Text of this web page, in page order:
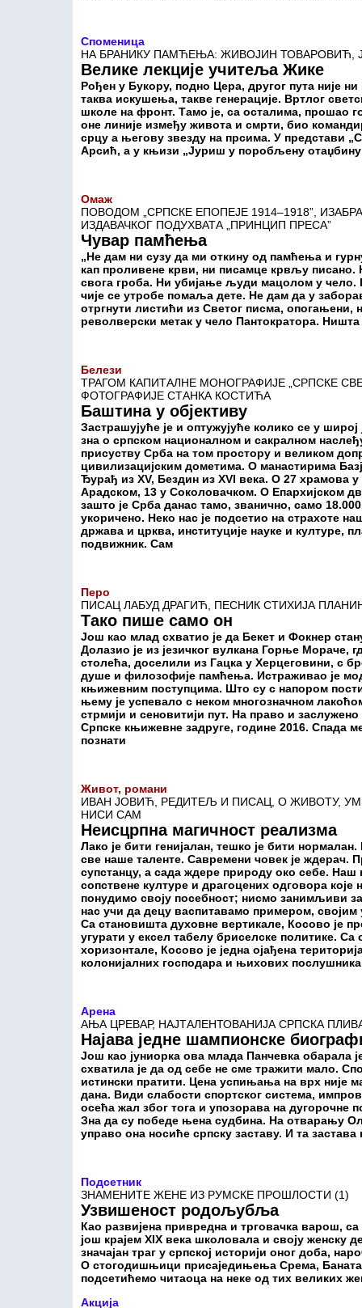
Споменица
НА БРАНИКУ ПАМЋЕЊА: ЖИВОЈИН ТОВАРОВИЋ,
Велике лекције учитеља Жике
Рођен у Букору, подно Цера, другог пута није
таква искушења, такве генерације. Вртлог
школе на фронт. Тамо је, са осталима, прошао
оне линије између живота и смрти, био
срцу а његову звезду на прсима. У представи
Арсић, а у књизи „Јуриш у поробљену
Омаж
ПОВОДОМ „СРПСКЕ ЕПОПЕЈЕ 1914–1918”,
ИЗДАВАЧКОГ ПОДУХВАТА „ПРИНЦИП ПРЕСА”
Чувар памћења
„Не дам ни сузу да ми откину од памћења и
кап проливене крви, ни писамце крвљу
свога гроба. Ни убијање људи мацолом у
чије се утробе помаља дете. Не дам да у
отргнути листићи из Светог писма,
револверски метак у чело Пантократора.
Белези
ТРАГОМ КАПИТАЛНЕ МОНОГРАФИЈЕ „СРПСКЕ
ФОТОГРАФИЈЕ СТАНКА КОСТИЋА
Баштина у објективу
Застрашујуће је и оптужујуће колико се у
зна о српском националном и сакралном
присуству Срба на том простору и великом
цивилизацијским дометима. О манастирима
Ђурађ из XV, Бездин из XVI века. О 27 храмова
Арадском, 13 у Соколовачком. О Епархијском
зашто је Срба данас тамо, званично, само
укоричено. Неко нас је подсетио на страхоте
држава и црква, институције науке и културе,
подвижник. Сам
Перо
ПИСАЦ ЛАБУД ДРАГИЋ, ПЕСНИК СТИХИЈА
Тако пише само он
Још као млад схватио је да Бекет и Фокнер
Долазио је из језичког вулкана Горње Мораче,
столећа, доселили из Гацка у Херцеговини, с
душе и филозофије памћења. Истраживао је
књижевним поступцима. Што су с напором
њему је успевало с неком многозначном
стрмији и сеновитији пут. На право и
Српске књижевне задруге, године 2016. Спада
познати
Живот, романи
ИВАН ЈОВИЋ, РЕДИТЕЉ И ПИСАЦ, О ЖИВОТУ,
НИСИ САМ
Неисцрпна магичност реализма
Лако је бити генијалан, тешко је бити
све наше таленте. Савремени човек је ждерач.
супстанцу, а сада ждере природу око себе.
сопствене културе и драгоцених одговора
понудимо своју посебност; нисмо занимљиви
нас учи да децу васпитавамо примером,
Са становишта духовне вертикале, Косово је
угурати у ексел табелу бриселске политике.
хоризонтале, Косово је једна ојађена
колонијалних господара и њихових послушника
Арена
АЊА ЦРЕВАР, НАЈТАЛЕНТОВАНИЈА СРПСКА
Најава једне шампионске
Још као јуниорка ова млада Панчевка обарала
схватила је да од себе не сме тражити мало.
истински пратити. Цена успињања на врх није
дана. Види слабости спортског система,
осећа жал због тога и упозорава на дугорочне
Зна да су победе њена судбина. На отварању
управо она носиће српску заставу. И та
Подсетник
ЗНАМЕНИТЕ ЖЕНЕ ИЗ РУМСКЕ ПРОШЛОСТИ (1)
Узвишеност родољубља
Као развијена привредна и трговачка варош,
још крајем XIX века школовала и своју женску
значајан траг у српској историји оног доба,
О стогодишњици присаједињења Срема,
подсетићемо читаоца на неке од тих великих
Акција